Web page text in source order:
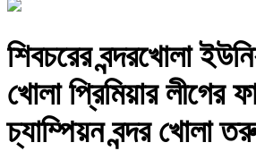
শিবচরের বন্দরখোলা
খোলা প্রিমিয়ার লীগের
চ্যাম্পিয়ন বন্দর খোলা